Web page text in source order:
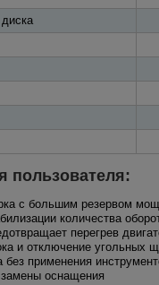
пользователя:
с большим резервом
количества
перегрев
и отключение угольных
применения
оснащения